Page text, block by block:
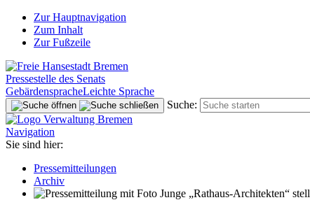
Zur Hauptnavigation
Zum Inhalt
Zur Fußzeile
Pressestelle des Senats
GebärdenspracheLeichte Sprache
Suche:
Navigation
Sie sind hier:
Pressemitteilungen
Archiv
Junge „Rathaus-Architekten“